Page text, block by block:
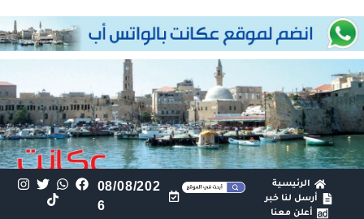
الرئيسية
أرسل لنا خبر
أعلن معنا
08/08/202
6